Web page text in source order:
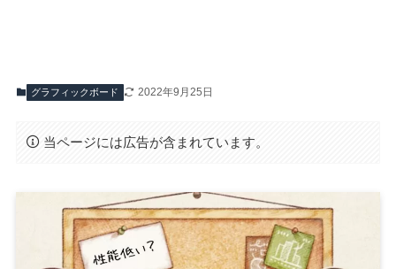
グラフィックボード 2022年9月25日
当ページには広告が含まれています。